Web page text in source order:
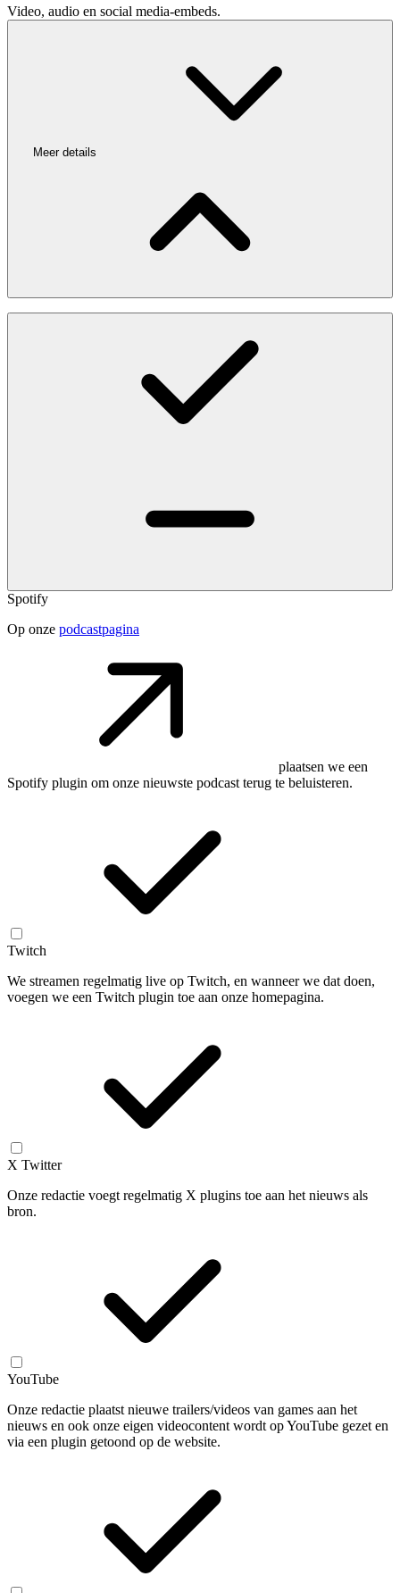
Video, audio en social media-embeds.
Meer details
Spotify
Op onze podcastpagina
plaatsen we een
Spotify plugin om onze nieuwste podcast terug te beluisteren.
Twitch
We streamen regelmatig live op Twitch, en wanneer we dat doen,
voegen we een Twitch plugin toe aan onze homepagina.
X Twitter
Onze redactie voegt regelmatig X plugins toe aan het nieuws als
bron.
YouTube
Onze redactie plaatst nieuwe trailers/videos van games aan het
nieuws en ook onze eigen videocontent wordt op YouTube gezet en
via een plugin getoond op de website.